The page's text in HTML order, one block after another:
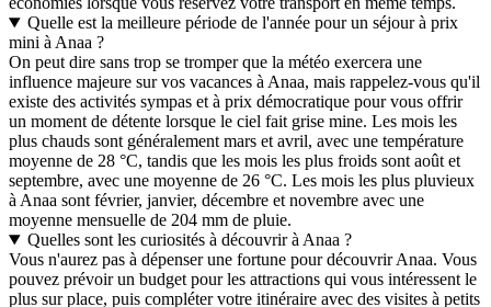
Quelle est la meilleure période de l'année pour un séjour à prix
mini à Anaa ?
On peut dire sans trop se tromper que la météo exercera une
influence majeure sur vos vacances à Anaa, mais rappelez-vous qu'il
existe des activités sympas et à prix démocratique pour vous offrir
un moment de détente lorsque le ciel fait grise mine. Les mois les
plus chauds sont généralement mars et avril, avec une température
moyenne de 28 °C, tandis que les mois les plus froids sont août et
septembre, avec une moyenne de 26 °C. Les mois les plus pluvieux
à Anaa sont février, janvier, décembre et novembre avec une
moyenne mensuelle de 204 mm de pluie.
Quelles sont les curiosités à découvrir à Anaa ?
Vous n'aurez pas à dépenser une fortune pour découvrir Anaa. Vous
pouvez prévoir un budget pour les attractions qui vous intéressent le
plus sur place, puis compléter votre itinéraire avec des visites à petits